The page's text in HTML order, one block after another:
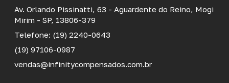
Av. Orlando Pissinatti, 63 - Aguardente do Reino, Mogi
Mirim - SP, 13806-379
Telefone: (19) 2240-0643
(19) 97106-0987
vendas@infinitycompensados.com.br